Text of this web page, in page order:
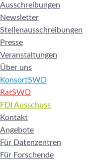
Ausschreibungen
Newsletter
Stellenausschreibungen
Presse
Veranstaltungen
Über uns
KonsortSWD
RatSWD
FDI Ausschuss
Kontakt
Angebote
Für Datenzentren
Für Forschende